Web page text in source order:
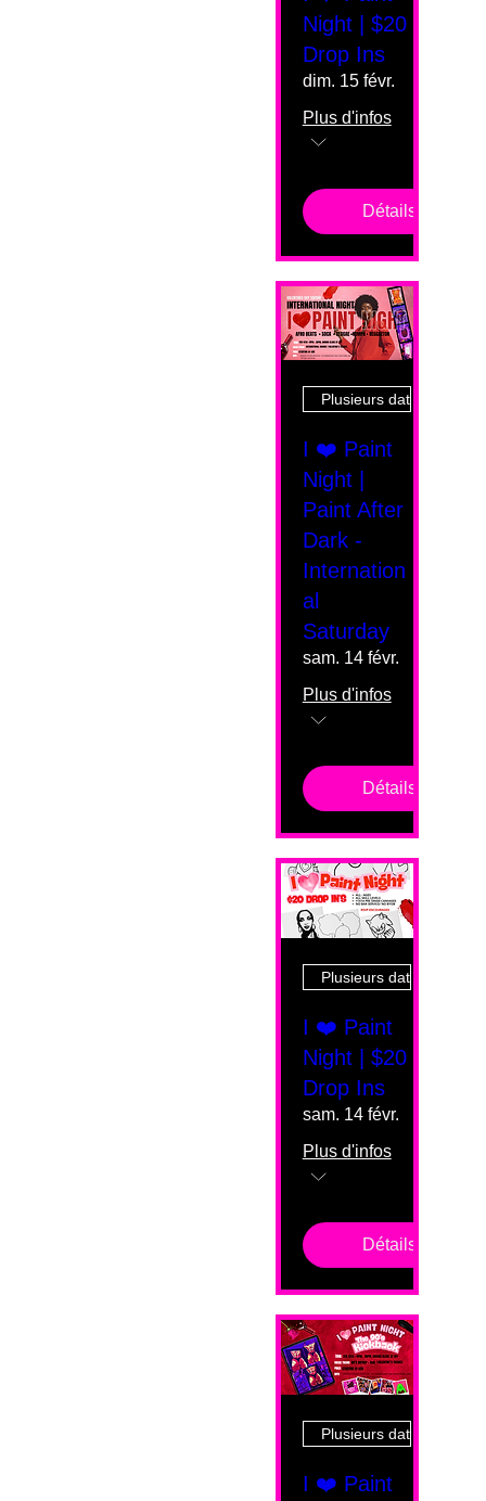
Night | $20
Drop Ins
dim. 15 févr.
Plus d'infos
Détails
Plusieurs dates
I ❤️ Paint
Night |
Paint After
Dark -
Internation
al
Saturday
sam. 14 févr.
Plus d'infos
Détails
Plusieurs dates
I ❤️ Paint
Night | $20
Drop Ins
sam. 14 févr.
Plus d'infos
Détails
Plusieurs dates
I ❤️ Paint